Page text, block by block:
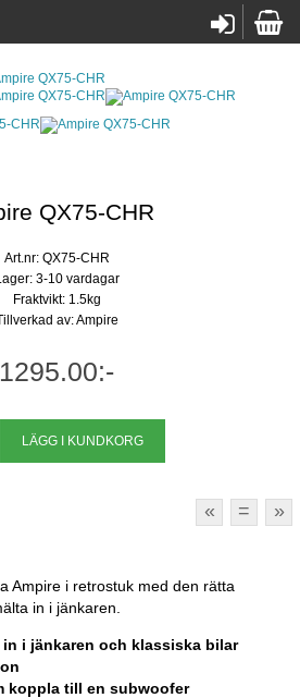
QX75-CHR
Art.nr: QX75-CHR
3-10 vardagar
Fraktvikt: 1.5kg
av: Ampire
1295.00:-
« = »
Ampire i retrostuk med den rätta
in i jänkaren.
i jänkaren och klassiska bilar
koppla till en subwoofer